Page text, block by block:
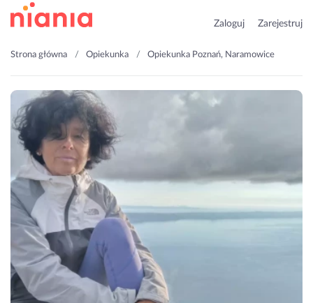
Zaloguj Zarejestruj
Strona główna Opiekunka Opiekunka Poznań, Naramowice